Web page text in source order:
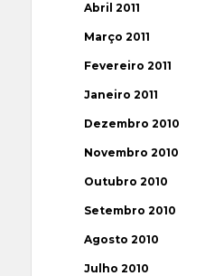
Abril 2011
Março 2011
Fevereiro 2011
Janeiro 2011
Dezembro 2010
Novembro 2010
Outubro 2010
Setembro 2010
Agosto 2010
Julho 2010